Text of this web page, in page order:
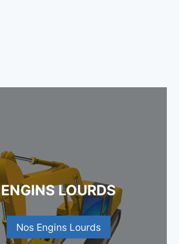
ENGINS LOURDS
Nos Engins Lourds